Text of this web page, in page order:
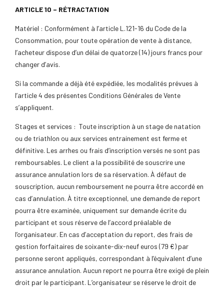
ARTICLE 10 – RÉTRACTATION
Matériel : Conformément à l’article L.121-16 du Code de la
Consommation, pour toute opération de vente à distance,
l’acheteur dispose d’un délai de quatorze (14) jours francs pour
changer d’avis.
Si la commande a déjà été expédiée, les modalités prévues à
l’article 4 des présentes Conditions Générales de Vente
s’appliquent.
Stages et services : Toute inscription à un stage de natation
ou de triathlon ou aux services entrainement est ferme et
définitive. Les arrhes ou frais d’inscription versés ne sont pas
remboursables. Le client a la possibilité de souscrire une
assurance annulation lors de sa réservation. À défaut de
souscription, aucun remboursement ne pourra être accordé en
cas d’annulation. À titre exceptionnel, une demande de report
pourra être examinée, uniquement sur demande écrite du
participant et sous réserve de l’accord préalable de
l’organisateur. En cas d’acceptation du report, des frais de
gestion forfaitaires de soixante-dix-neuf euros (79 €) par
personne seront appliqués, correspondant à l’équivalent d’une
assurance annulation. Aucun report ne pourra être exigé de plein
droit par le participant. L’organisateur se réserve le droit de